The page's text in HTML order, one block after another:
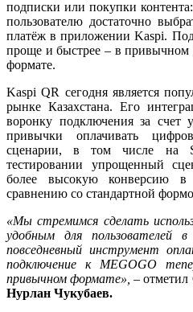
подписки или покупки
пользователю достаточно
платёж в приложении Kaspi.
проще и быстрее – в привычном
формате.
Kaspi QR сегодня является
рынке Казахстана. Его
воронку подключения за счет
привычки оплачивать
сценарии, в том числе на
тестировании упрощенный
более высокую конверсию
сравнению со стандартной
«Мы стремимся сделать
удобным для пользователей
повседневный инструмент
подключение к MEGOGO
привычном формате»,–
Нурлан Чукубаев.